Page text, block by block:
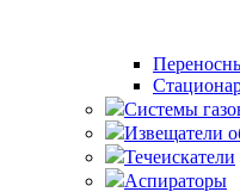
Системы
Извещатели
Течеискатели
Аспираторы